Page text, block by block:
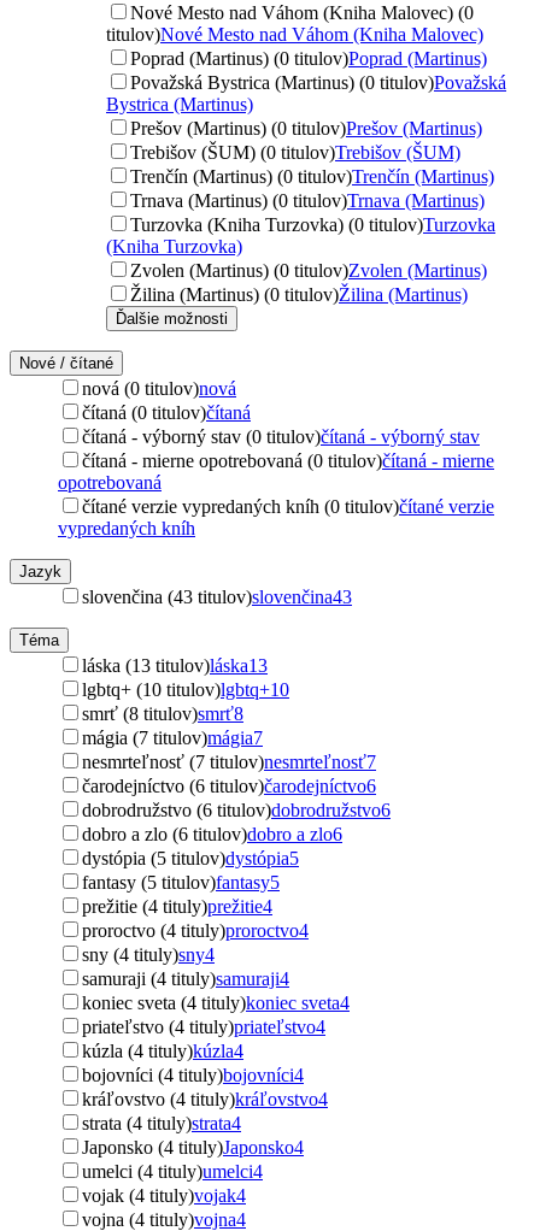
Nové Mesto nad Váhom (Kniha Malovec) (0
titulov)Nové Mesto nad Váhom (Kniha Malovec)
Poprad (Martinus) (0 titulov)Poprad (Martinus)
Považská Bystrica (Martinus) (0 titulov)Považská
Bystrica (Martinus)
Prešov (Martinus) (0 titulov)Prešov (Martinus)
Trebišov (ŠUM) (0 titulov)Trebišov (ŠUM)
Trenčín (Martinus) (0 titulov)Trenčín (Martinus)
Trnava (Martinus) (0 titulov)Trnava (Martinus)
Turzovka (Kniha Turzovka) (0 titulov)Turzovka
(Kniha Turzovka)
Zvolen (Martinus) (0 titulov)Zvolen (Martinus)
Žilina (Martinus) (0 titulov)Žilina (Martinus)
Ďalšie možnosti
Nové / čítané
nová (0 titulov)nová
čítaná (0 titulov)čítaná
čítaná - výborný stav (0 titulov)čítaná - výborný stav
čítaná - mierne opotrebovaná (0 titulov)čítaná - mierne
opotrebovaná
čítané verzie vypredaných kníh (0 titulov)čítané verzie
vypredaných kníh
Jazyk
slovenčina (43 titulov)slovenčina43
Téma
láska (13 titulov)láska13
lgbtq+ (10 titulov)lgbtq+10
smrť (8 titulov)smrť8
mágia (7 titulov)mágia7
nesmrteľnosť (7 titulov)nesmrteľnosť7
čarodejníctvo (6 titulov)čarodejníctvo6
dobrodružstvo (6 titulov)dobrodružstvo6
dobro a zlo (6 titulov)dobro a zlo6
dystópia (5 titulov)dystópia5
fantasy (5 titulov)fantasy5
prežitie (4 tituly)prežitie4
proroctvo (4 tituly)proroctvo4
sny (4 tituly)sny4
samuraji (4 tituly)samuraji4
koniec sveta (4 tituly)koniec sveta4
priateľstvo (4 tituly)priateľstvo4
kúzla (4 tituly)kúzla4
bojovníci (4 tituly)bojovníci4
kráľovstvo (4 tituly)kráľovstvo4
strata (4 tituly)strata4
Japonsko (4 tituly)Japonsko4
umelci (4 tituly)umelci4
vojak (4 tituly)vojak4
vojna (4 tituly)vojna4